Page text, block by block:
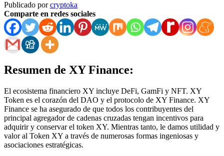
Publicado porcryptoka
Comparte en redes sociales
Resumen de XY Finance:
El ecosistema financiero XY incluye DeFi, GamFi y NFT. XY
Token es el corazón del DAO y el protocolo de XY Finance. XY
Finance se ha asegurado de que todos los contribuyentes del
principal agregador de cadenas cruzadas tengan incentivos para
adquirir y conservar el token XY. Mientras tanto, le damos utilidad y
valor al Token XY a través de numerosas formas ingeniosas y
asociaciones estratégicas.